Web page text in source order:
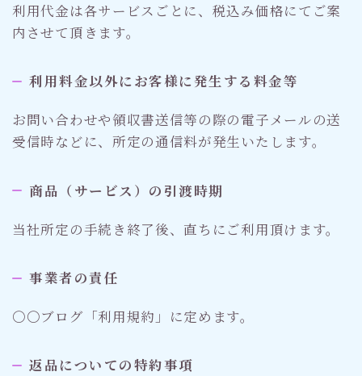
利用代金は各サービスごとに、税込み価格にてご案
内させて頂きます。
利用料金以外にお客様に発生する料金等
お問い合わせや領収書送信等の際の電子メールの送
受信時などに、所定の通信料が発生いたします。
商品（サービス）の引渡時期
当社所定の手続き終了後、直ちにご利用頂けます。
事業者の責任
〇〇ブログ「利用規約」に定めます。
返品についての特約事項